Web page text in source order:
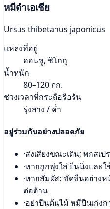
หมีดำเอเชีย
Ursus thibetanus japonicus
แหล่งที่อยู่
ฮอนชู, ชิโกกุ
น้ำหนัก
80–120 กก.
ช่วงเวลาที่กระตือรือร้น
รุ่งสาง / ค่ำ
อยู่ร่วมกันอย่างปลอดภัย
·ส่งเสียงขณะเดิน; พกสเป
·หากถูกพุ่งใส่ ยืนนิ่งและใ
·หากสัมผัส: ขัดขืนอย่าง
ต่อต้าน
·อย่าปีนต้นไม้ หมีปีนเก่ง